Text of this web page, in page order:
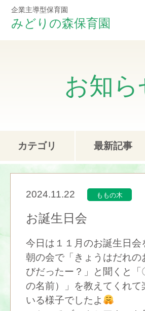
企業主導型保育園
みどりの森保育園
お知ら
カテゴリ 最新記事
2024.11.22 ももの木
お誕生日会
今日は１１月のお誕生日会
朝の会で「きょうはだれの
びだったー？」と聞くと「
の名前）」を教えてくれて
いる様子でしたよ